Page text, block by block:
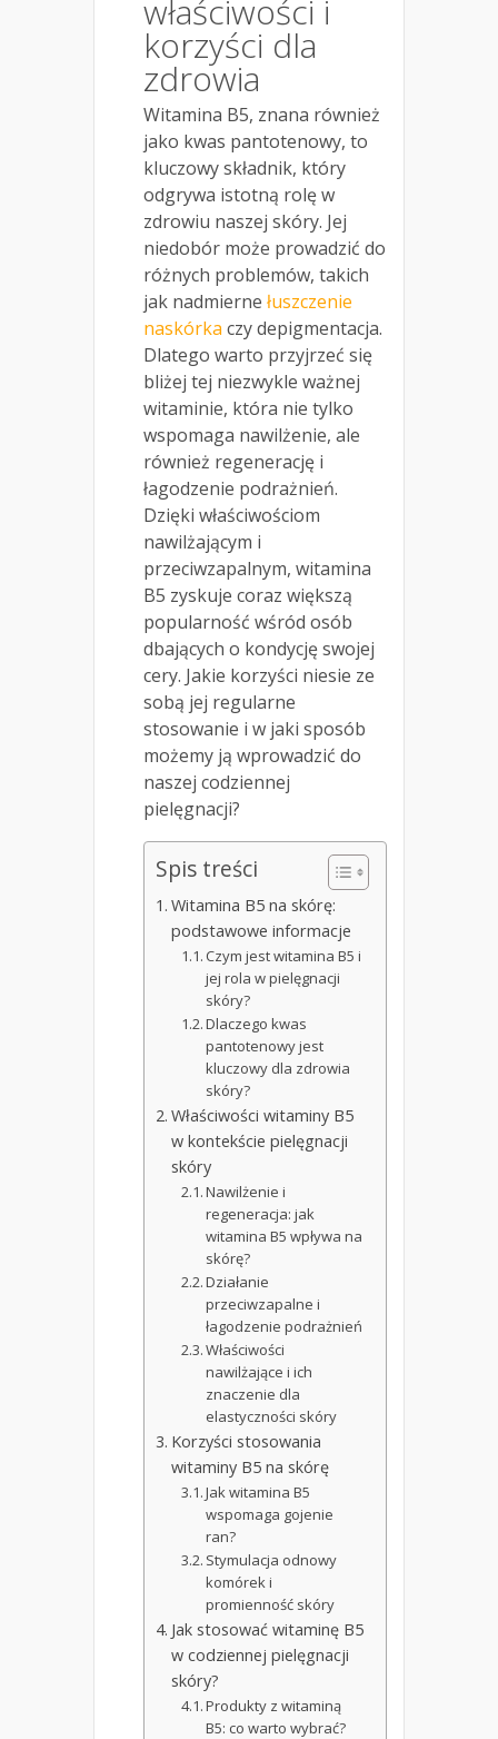
właściwości i
korzyści dla
zdrowia
Witamina B5, znana również
jako kwas pantotenowy, to
kluczowy składnik, który
odgrywa istotną rolę w
zdrowiu naszej skóry. Jej
niedobór może prowadzić do
różnych problemów, takich
jak nadmierne łuszczenie
naskórka czy depigmentacja.
Dlatego warto przyjrzeć się
bliżej tej niezwykle ważnej
witaminie, która nie tylko
wspomaga nawilżenie, ale
również regenerację i
łagodzenie podrażnień.
Dzięki właściwościom
nawilżającym i
przeciwzapalnym, witamina
B5 zyskuje coraz większą
popularność wśród osób
dbających o kondycję swojej
cery. Jakie korzyści niesie ze
sobą jej regularne
stosowanie i w jaki sposób
możemy ją wprowadzić do
naszej codziennej
pielęgnacji?
Spis treści
Witamina B5 na skórę:
podstawowe informacje
Czym jest witamina B5 i
jej rola w pielęgnacji
skóry?
Dlaczego kwas
pantotenowy jest
kluczowy dla zdrowia
skóry?
Właściwości witaminy B5
w kontekście pielęgnacji
skóry
Nawilżenie i
regeneracja: jak
witamina B5 wpływa na
skórę?
Działanie
przeciwzapalne i
łagodzenie podrażnień
Właściwości
nawilżające i ich
znaczenie dla
elastyczności skóry
Korzyści stosowania
witaminy B5 na skórę
Jak witamina B5
wspomaga gojenie
ran?
Stymulacja odnowy
komórek i
promienność skóry
Jak stosować witaminę B5
w codziennej pielęgnacji
skóry?
Produkty z witaminą
B5: co warto wybrać?